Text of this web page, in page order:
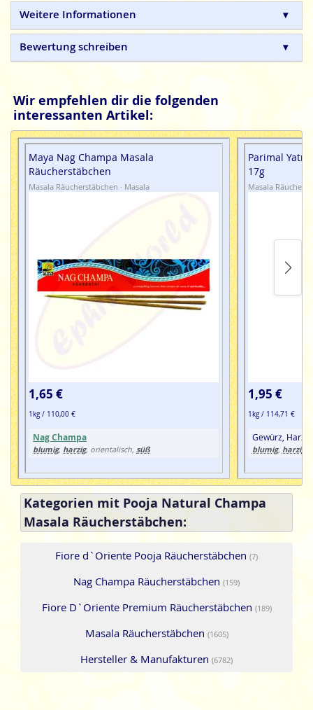
Räucherstäbchen sind aus 100% natürlichen Zutaten und
in Handarbeit hergestellte Premiumprodukte, ohne
tierische, toxische oder petrochemische Zusätze.
Weitere Informationen
Bewertung schreiben
Wir empfehlen dir die folgenden
interessanten Artikel:
Maya Nag Champa Masala
Räucherstäbchen
Masala Räucherstäbchen · Masala
1,65 €
1kg / 110,00 €
Nag Champa
blumig, harzig, orientalisch, süß
Parimal
17g
Masala
1,95 €
1kg / 114,71 €
Gewürz, Harz,
blumig, harzig
Kategorien mit Pooja Natural Champa
Masala Räucherstäbchen:
Fiore d`Oriente Pooja Räucherstäbchen (7)
Nag Champa Räucherstäbchen (159)
Fiore D`Oriente Premium Räucherstäbchen (189)
Masala Räucherstäbchen (1605)
Hersteller & Manufakturen (6782)